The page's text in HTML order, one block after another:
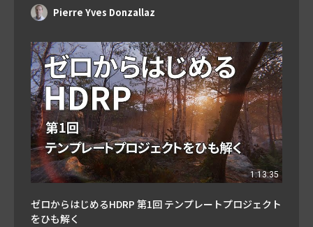
った様々な調整方法もご紹介します。（後編） スピーカー： Pierre
Yves Donzallaz, Senior Rendering & Lighting Artist 前編はこち
Pierre Yves Donzallaz
1:13:35
ゼロからはじめるHDRP 第1回 テンプレートプロジェクト
をひも解く